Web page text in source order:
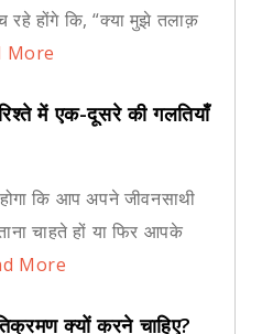
रहे होंगे कि, “क्या मुझे तलाक़
More
में एक-दूसरे की गलतियाँ
कि आप अपने जीवनसाथी
चाहते हों या फिर आपके
More
क्यों करने चाहिए?